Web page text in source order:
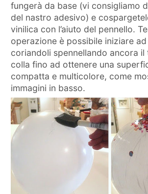
fungerà da base (vi consigliamo
del nastro adesivo) e
vinilica con l’aiuto del pennello.
operazione è possibile iniziare
coriandoli spennellando ancora il
colla fino ad ottenere una
compatta e multicolore, come
immagini in basso.